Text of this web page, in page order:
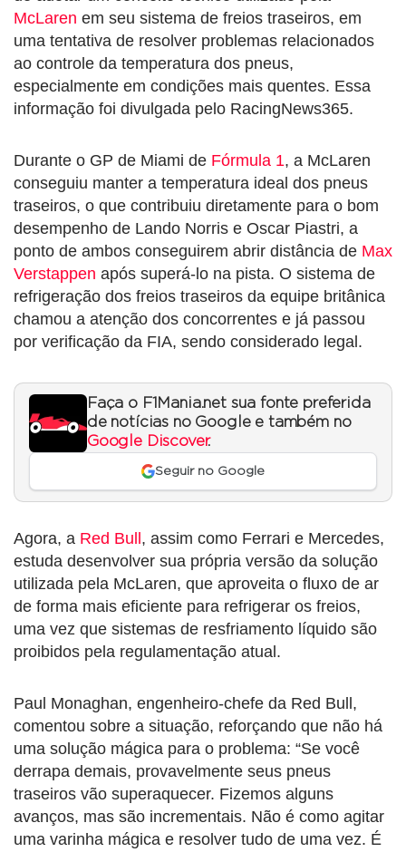
McLaren em seu sistema de freios traseiros, em
uma tentativa de resolver problemas relacionados
ao controle da temperatura dos pneus,
especialmente em condições mais quentes. Essa
informação foi divulgada pelo RacingNews365.
Durante o GP de Miami de Fórmula 1, a McLaren
conseguiu manter a temperatura ideal dos pneus
traseiros, o que contribuiu diretamente para o bom
desempenho de Lando Norris e Oscar Piastri, a
ponto de ambos conseguirem abrir distância de Max
Verstappen após superá-lo na pista. O sistema de
refrigeração dos freios traseiros da equipe britânica
chamou a atenção dos concorrentes e já passou
por verificação da FIA, sendo considerado legal.
Faça o F1Mania.net sua fonte preferida
de notícias no Google e também no
Google Discover.
Seguir no Google
Agora, a Red Bull , assim como Ferrari e Mercedes,
estuda desenvolver sua própria versão da solução
utilizada pela McLaren, que aproveita o fluxo de ar
de forma mais eficiente para refrigerar os freios,
uma vez que sistemas de resfriamento líquido são
proibidos pela regulamentação atual.
Paul Monaghan, engenheiro-chefe da Red Bull,
comentou sobre a situação, reforçando que não há
uma solução mágica para o problema: “Se você
derrapa demais, provavelmente seus pneus
traseiros vão superaquecer. Fizemos alguns
avanços, mas são incrementais. Não é como agitar
uma varinha mágica e resolver tudo de uma vez. É